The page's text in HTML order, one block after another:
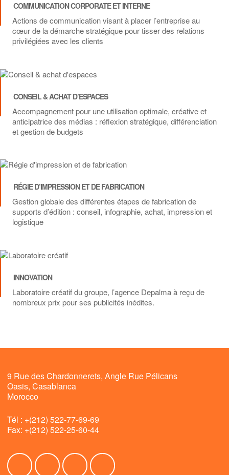
COMMUNICATION CORPORATE ET INTERNE
Actions de communication visant à placer l’entreprise au
cœur de la démarche stratégique pour tisser des relations
privilégiées avec les clients
CONSEIL & ACHAT D’ESPACES
Accompagnement pour une utilisation optimale, créative et
anticipatrice des médias : réflexion stratégique, différenciation
et gestion de budgets
RÉGIE D’IMPRESSION ET DE FABRICATION
Gestion globale des différentes étapes de fabrication de
supports d’édition : conseil, infographie, achat, impression et
logistique
INNOVATION
Laboratoire créatif du groupe, l’agence Depalma à reçu de
nombreux prix pour ses publicités inédites.
9 Rue des Chardonnerets, Angle Rue Pélicans
Oasis, Casablanca
Morocco
Tél : +(212) 522-77-69-69
Fax: +(212) 522-25-60-44